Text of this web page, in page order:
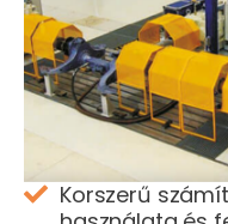
Korszerű